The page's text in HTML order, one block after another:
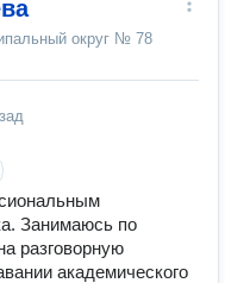
округ № 78
Занимаюсь по
разговорную
академического